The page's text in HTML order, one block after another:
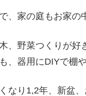
、家の庭もお家の
、野菜つくりが好
、器用にDIYで棚
なり1,2年、新盆